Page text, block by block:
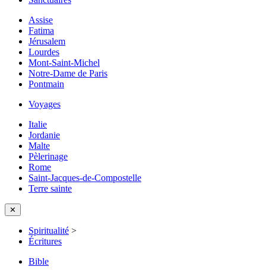
Assise
Fatima
Jérusalem
Lourdes
Mont-Saint-Michel
Notre-Dame de Paris
Pontmain
Voyages
Italie
Jordanie
Malte
Pèlerinage
Rome
Saint-Jacques-de-Compostelle
Terre sainte
✕
Spiritualité >
Écritures
Bible